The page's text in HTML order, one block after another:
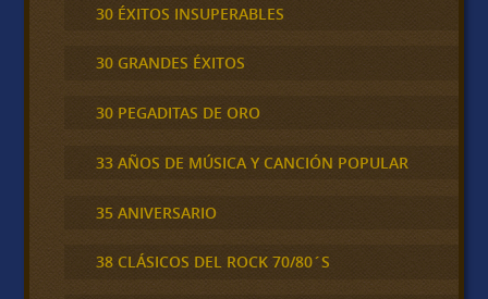
30 ÉXITOS INSUPERABLES
30 GRANDES ÉXITOS
30 PEGADITAS DE ORO
33 AÑOS DE MÚSICA Y CANCIÓN POPULAR
35 ANIVERSARIO
38 CLÁSICOS DEL ROCK 70/80´S